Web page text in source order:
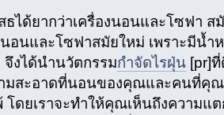
ธได้ยากว่าเครื่องนอนและโซฟา ส
อนและโซฟาสมัยใหม่ เพราะมีน้ำ
จึงได้นำนวัตกรรมกำจัดไรฝุ่น [pr]
มสะอาดที่นอนของคุณและคนที่คุณ
ดยเราจะทำให้คุณเห็นถึงความแ